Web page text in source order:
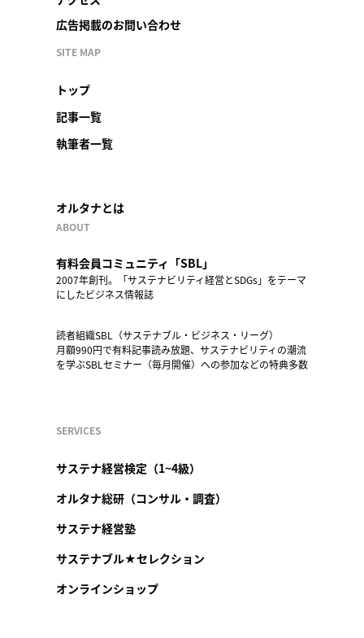
広告掲載のお問い合わせ
SITE MAP
トップ
記事一覧
執筆者一覧
オルタナとは
ABOUT
有料会員コミュニティ「SBL」
2007年創刊。「サステナビリティ経営とSDGs」をテーマ
にしたビジネス情報誌
読者組織SBL（サステナブル・ビジネス・リーグ）
月額990円で有料記事読み放題、サステナビリティの潮流
を学ぶSBLセミナー（毎月開催）への参加などの特典多数
SERVICES
サステナ経営検定（1~4級）
オルタナ総研（コンサル・調査）
サステナ経営塾
サステナブル★セレクション
オンラインショップ